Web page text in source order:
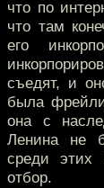
что по
что там
его
съедят, и
была
она с
Ленина не
среди этих
отбор.